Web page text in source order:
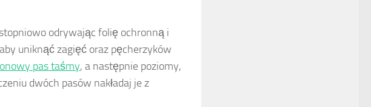
odrywając folię ochronną i
uniknąć zagięć oraz pęcherzyków
pas taśmy, a następnie poziomy,
dwóch pasów nakładaj je z